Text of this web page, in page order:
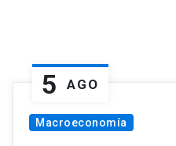
5 AGO
Macroeconomía